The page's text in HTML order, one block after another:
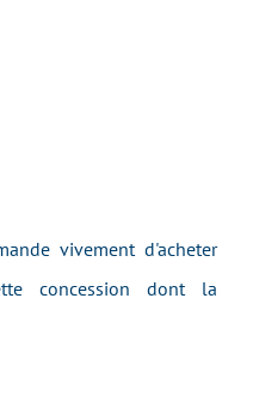
vivement d'acheter
concession dont la